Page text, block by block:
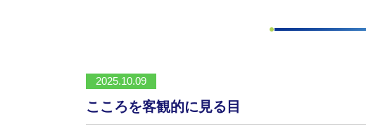
2025.10.09
こころを客観的に見る目